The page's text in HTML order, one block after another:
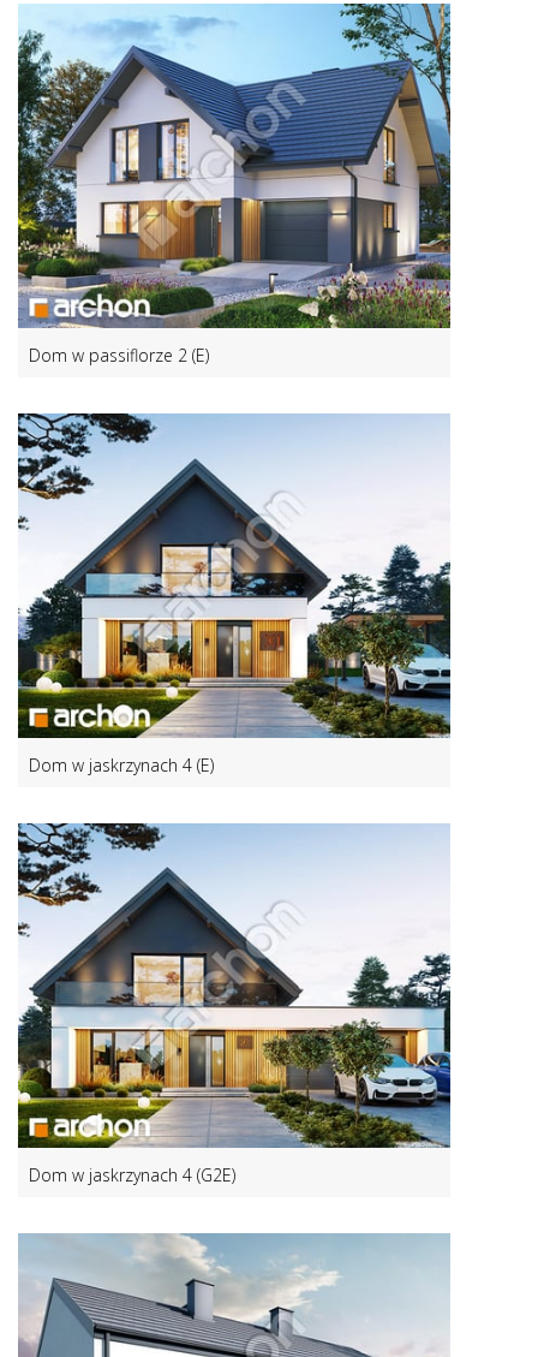
Dom w passiflorze 2 (E)
Dom w jaskrzynach 4 (E)
Dom w jaskrzynach 4 (G2E)